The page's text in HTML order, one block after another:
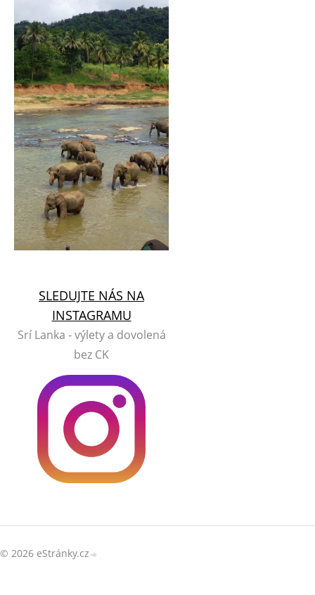
SLEDUJTE NÁS NA
INSTAGRAMU
Srí Lanka - výlety a dovolená
bez CK
© 2026 eStránky.cz